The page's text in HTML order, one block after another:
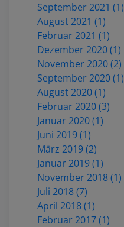
September 2021 (1)
August 2021 (1)
Februar 2021 (1)
Dezember 2020 (1)
November 2020 (2)
September 2020 (1)
August 2020 (1)
Februar 2020 (3)
Januar 2020 (1)
Juni 2019 (1)
März 2019 (2)
Januar 2019 (1)
November 2018 (1)
Juli 2018 (7)
April 2018 (1)
Februar 2017 (1)